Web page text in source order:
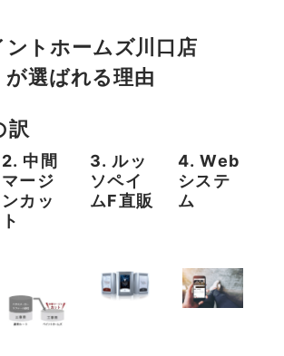
ントホームズ川口店
が選ばれる理由
訳
2. 中間
マージ
ンカッ
ト
3. ルッ
ソペイ
ムF直販
4. Web
システ
ム